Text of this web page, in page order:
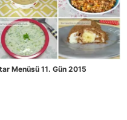
Menüsü 11. Gün 2015